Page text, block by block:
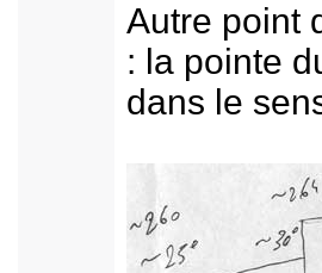
Autre point
: la pointe
dans le